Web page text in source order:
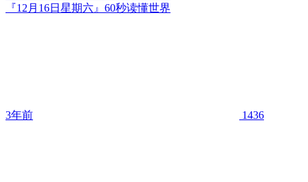
『12月16日星期六』60秒读懂世界
3年前 1436